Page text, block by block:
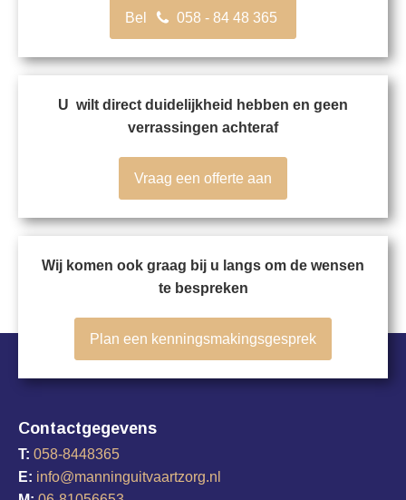
Bel 058 - 84 48 365
U wilt direct duidelijkheid hebben en geen
verrassingen achteraf
Vraag een offerte aan
Wij komen ook graag bij u langs om de wensen
te bespreken
Plan een kenningsmakingsgesprek
Contactgegevens
T: 058-8448365
E: info@manninguitvaartzorg.nl